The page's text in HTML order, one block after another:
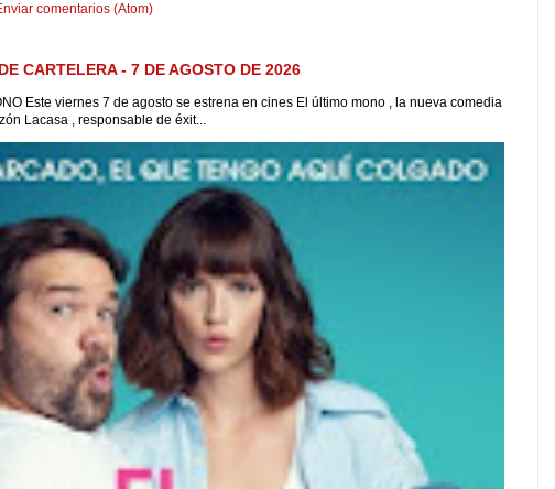
comentarios (Atom)
CARTELERA - 7 DE AGOSTO DE 2026
Este viernes 7 de agosto se estrena en cines El último mono , la nueva comedia
Lacasa , responsable de éxit...